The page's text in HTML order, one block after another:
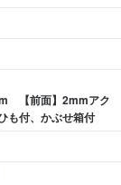
【前面】2mmアク
付、かぶせ箱付